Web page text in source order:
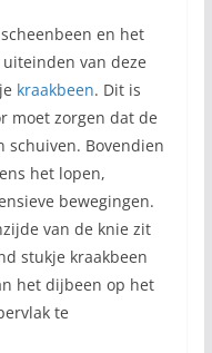
en het
van deze
kraakbeen. Dit is
moet zorgen dat de
schuiven. Bovendien
het lopen,
bewegingen.
van de knie zit
stukje kraakbeen
het dijbeen op het
te